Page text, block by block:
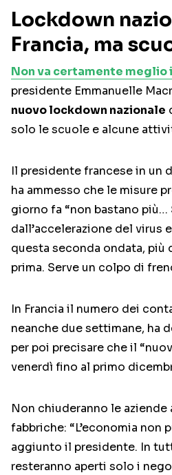
Lockdown
Francia, ma
Non va certamente meglio
presidente Emmanuelle
nuovo lockdown nazionale
solo le scuole e alcune
Il presidente francese in un
ha ammesso che le misure
giorno fa “non bastano più…
dall’accelerazione del virus
questa seconda ondata, più
prima. Serve un colpo di
In Francia il numero dei
neanche due settimane, ha
per poi precisare che il
venerdì fino al primo
Non chiuderanno le
fabbriche: “L’economia non
aggiunto il presidente. In
resteranno aperti solo i